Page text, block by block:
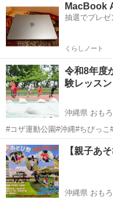
MacBook
抽選でプレゼ
くらしノート
令和8年
験レッスン
沖縄県 おも
#コザ運動公園#沖縄#ちびっこ
室#子育て#…
沖縄 那覇市 おもろま
【親子あ
沖縄県 おも